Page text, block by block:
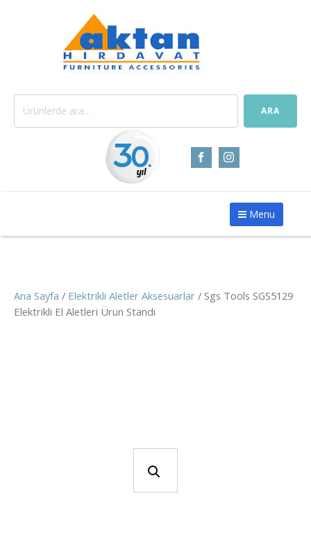
Ara: ARA
Menu
Ana Sayfa / Elektrikli Aletler Aksesuarlar / Sgs Tools SGS5129
Elektrikli El Aletleri Ürün Standı